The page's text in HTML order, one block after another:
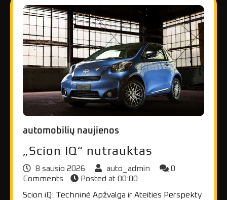
automobilių naujienos
„Scion IQ“ nutrauktas
8 sausio 2026 auto_admin
0
Comments
Posted at 00:00
Scion iQ: Techninė Apžvalga ir Ateities Perspekty